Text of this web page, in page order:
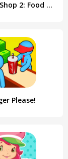
My Pizza Shop 2: Food Games
Please!